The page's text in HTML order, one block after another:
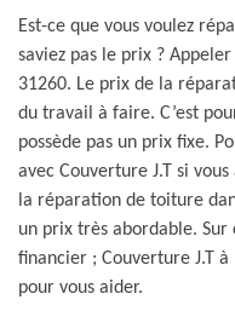
Est-ce que vous voulez
saviez pas le prix ?
31260. Le prix de la
du travail à faire. C’est
possède pas un prix fixe.
avec Couverture J.T si
la réparation de toiture
un prix très abordable.
financier ; Couverture J.T
pour vous aider.